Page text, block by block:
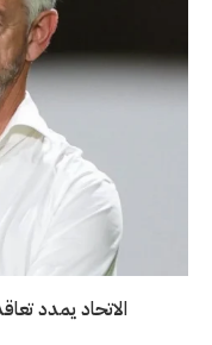
الاتحاد يمدد